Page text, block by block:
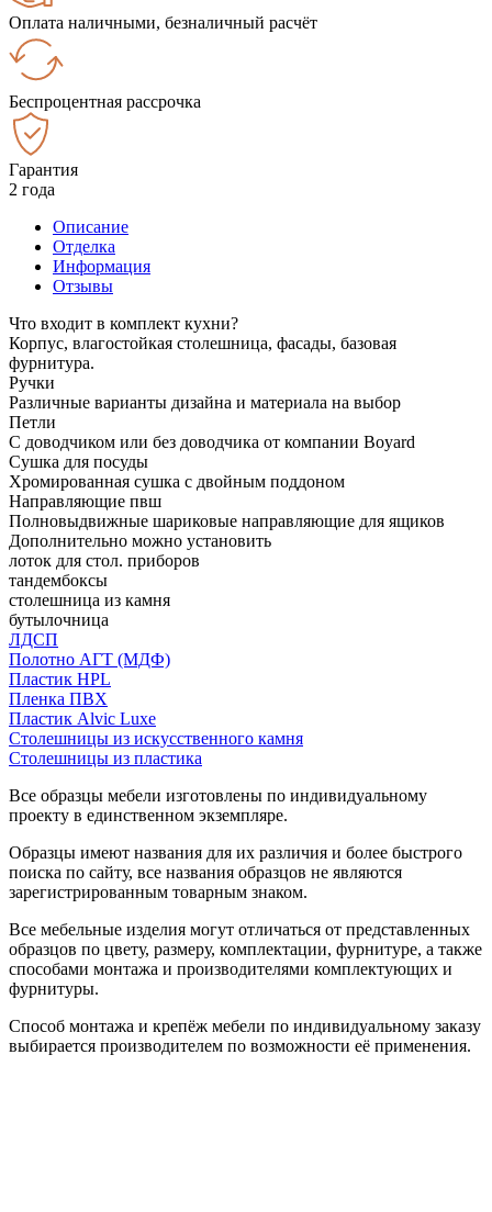
Оплата наличными, безналичный расчёт
Беспроцентная рассрочка
Гарантия
2 года
Описание
Отделка
Информация
Отзывы
Что входит в комплект кухни?
Корпус, влагостойкая столешница, фасады, базовая
фурнитура.
Ручки
Различные варианты дизайна и материала на выбор
Петли
С доводчиком или без доводчика от компании Boyard
Сушка для посуды
Хромированная сушка с двойным поддоном
Направляющие пвш
Полновыдвижные шариковые направляющие для ящиков
Дополнительно можно установить
лоток для стол. приборов
тандембоксы
столешница из камня
бутылочница
ЛДСП
Полотно АГТ (МДФ)
Пластик HPL
Пленка ПВХ
Пластик Alvic Luxe
Столешницы из искусственного камня
Столешницы из пластика
Все образцы мебели изготовлены по индивидуальному
проекту в единственном экземпляре.
Образцы имеют названия для их различия и более быстрого
поиска по сайту, все названия образцов не являются
зарегистрированным товарным знаком.
Все мебельные изделия могут отличаться от представленных
образцов по цвету, размеру, комплектации, фурнитуре, а также
способами монтажа и производителями комплектующих и
фурнитуры.
Способ монтажа и крепёж мебели по индивидуальному заказу
выбирается производителем по возможности её применения.